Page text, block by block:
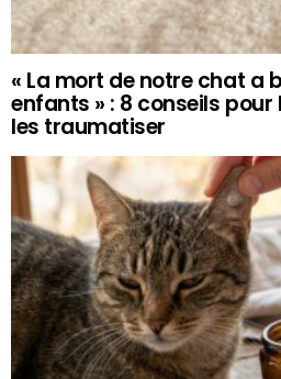
« La mort de notre chat a
enfants » : 8 conseils
les traumatiser